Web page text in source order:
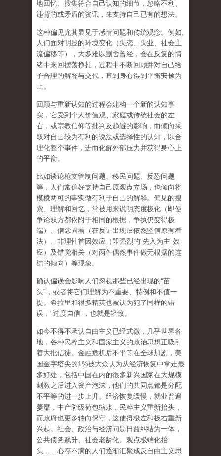
地回忆、搜集符合自己认知的细节，忽略不利、
违背的或矛盾的资讯，来支持自己已有的想法。
这种偏见尤其显见于感情问题和传统观念。例如,
人们面对明显的环境变化（失恋、失业、社会主
流偏移等），大多难以割舍曾经，会在反复的情
绪中来回摆荡挣扎，过程中不断回顾并对自己给
予合理的解释与交代，直到身心得到平衡安顿为
止。
回顾与重新认知的过程会建构一个新的认知事
实，它受到个人价值观、家庭或传统社会的左
右，或宗教信仰等批判及趋避的影响，而倾向采
取对自己较为有利的说法或选择性的认知，以合
理化整个事件，进而化解外部压力并获得身心上
的平衡。
比如谈论枪支管制问题、移民问题、反恐问题
等，人们常偏好支持自己原观点立场，也倾向将
模棱两可的事实做有利于自己的解释。偏见的搜
索、理解和回忆，常被用来说明态度极化（即使
争论双方都依附于相同的根据，争执仍变得极
端）、信念固着（在反证出现后依然坚信原有看
法）、非理性首因效应（即强烈的“先入为主”效
应）及错觉相关（对两件偶然事件做无根据的连
结的倾向）等现象。
确认偏误会影响人们忽视那些已经出现的“苗
头”，或者将它们理解为不重要、特例和不值一
提。希拉里和很多精英也被认为犯了同样的错
误，“过度自信”，也就是轻敌。
如今不得不承认自由主义已经式微，几乎世界各
地，各种民粹主义和国家主义的政治思想正吸引
着大批信徒。金融危机后不平等在全球加剧，美
国金字塔尖的1%被大众认为从经济恢复中拿走最
多好处，包括中国在内的很多新兴国家在大规模
刺激之后进入资产泡沫，他们的共同点都是分配
不平等的进一步上升。经济恢复缓慢，就业普遍
萎靡，中产阶级荷包缩水，民粹主义重新抬头，
而政府也更多转向保守，这使得极左和极右重新
兴起。社会、政治与经济问题日益纠结为一体，
公共债务飙升、社会老龄化、观点极端化抬
头……心存不满的人们逐渐汇聚成反自由主义思